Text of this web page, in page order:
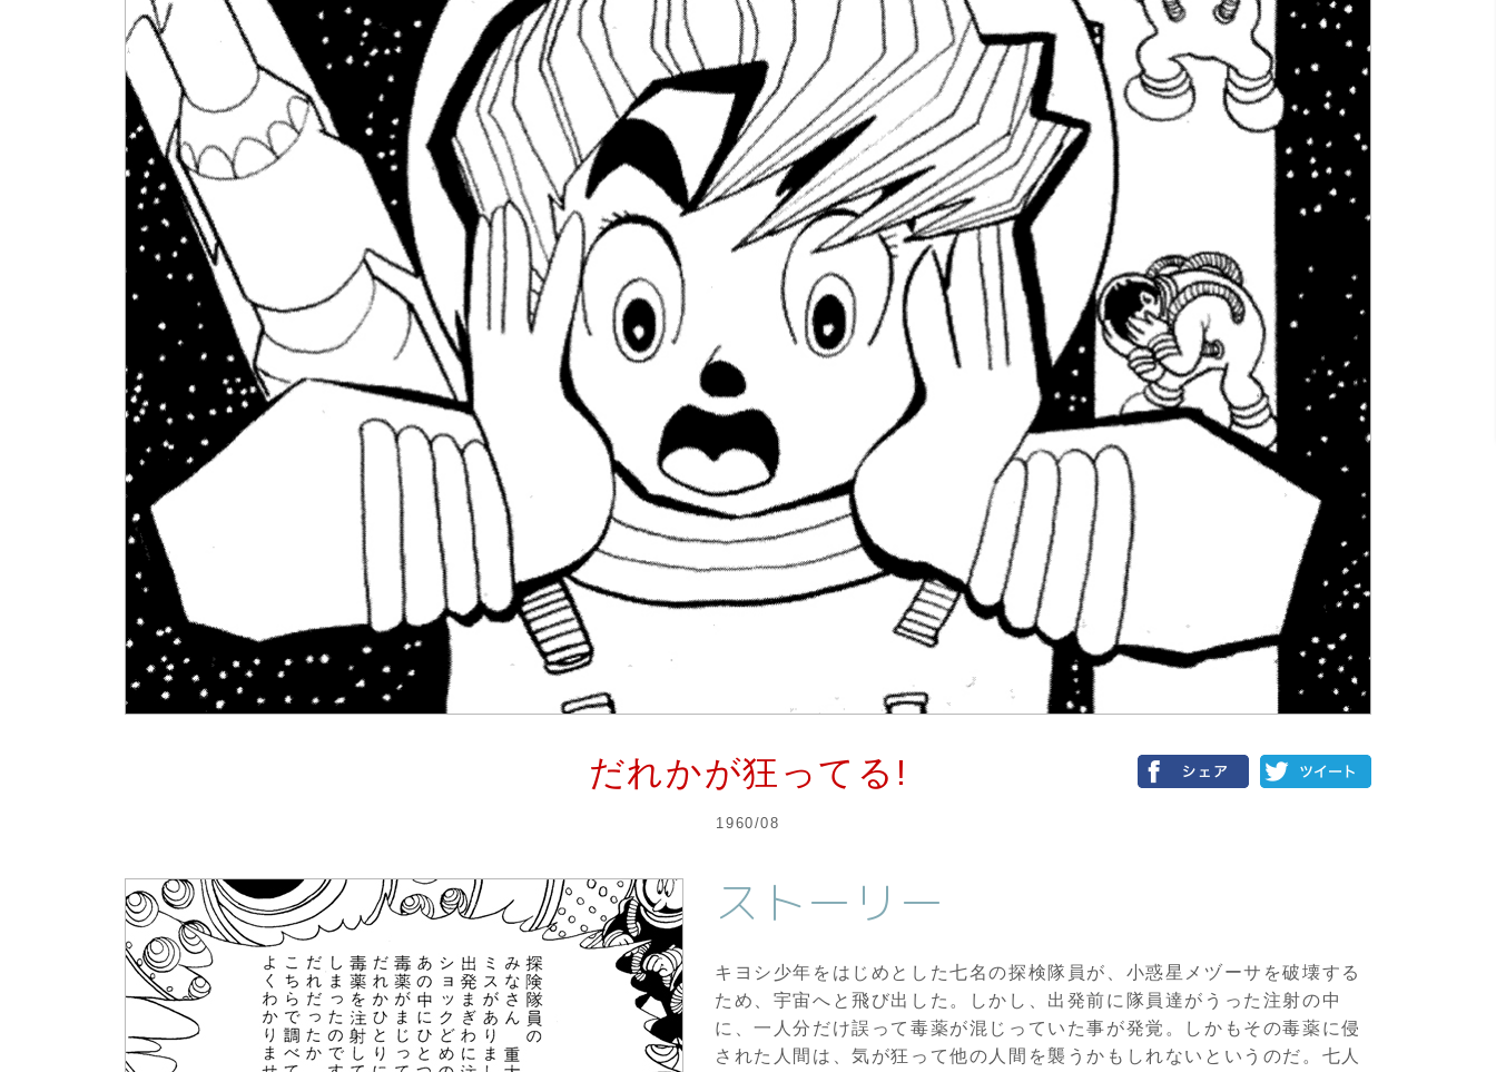
だれかが狂ってる!
1960/08
ストーリー
キヨシ少年をはじめとした七名の探検隊員が、小惑星メヅーサを破壊する
ため、宇宙へと飛び出した。しかし、出発前に隊員達がうった注射の中
に、一人分だけ誤って毒薬が混じっていた事が発覚。しかもその毒薬に侵
された人間は、気が狂って他の人間を襲うかもしれないというのだ。七人